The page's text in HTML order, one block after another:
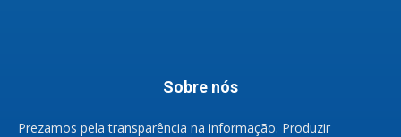
Sobre nós
Prezamos pela transparência na informação. Produzir